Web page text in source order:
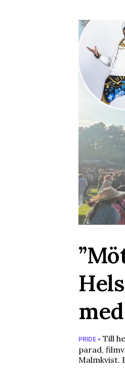
PRIDE • Till
parad,
Malmkvist.